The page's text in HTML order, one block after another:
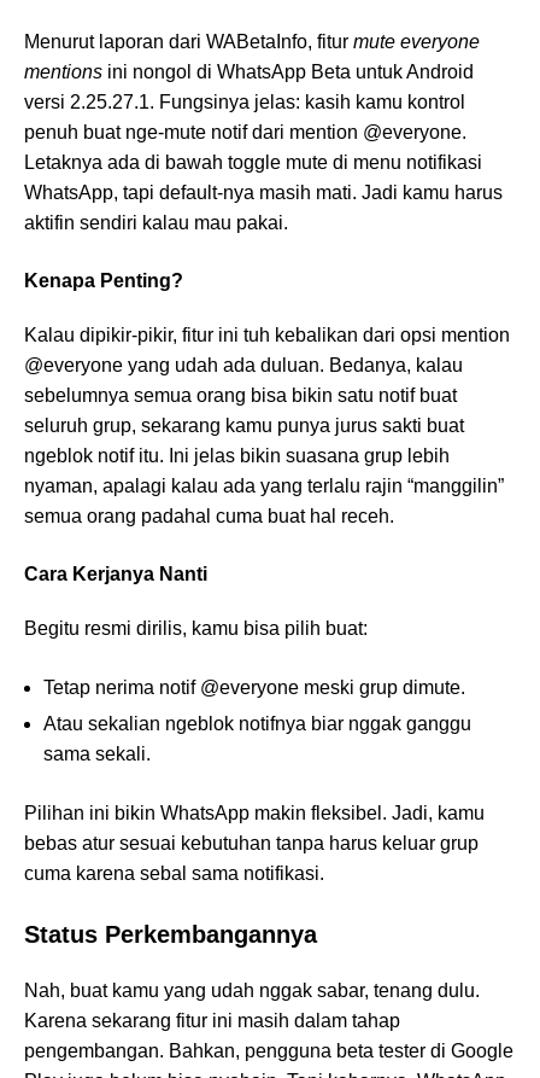
Menurut laporan dari WABetaInfo, fitur mute everyone
mentions ini nongol di WhatsApp Beta untuk Android
versi 2.25.27.1. Fungsinya jelas: kasih kamu kontrol
penuh buat nge-mute notif dari mention @everyone.
Letaknya ada di bawah toggle mute di menu notifikasi
WhatsApp, tapi default-nya masih mati. Jadi kamu harus
aktifin sendiri kalau mau pakai.
Kenapa Penting?
Kalau dipikir-pikir, fitur ini tuh kebalikan dari opsi mention
@everyone yang udah ada duluan. Bedanya, kalau
sebelumnya semua orang bisa bikin satu notif buat
seluruh grup, sekarang kamu punya jurus sakti buat
ngeblok notif itu. Ini jelas bikin suasana grup lebih
nyaman, apalagi kalau ada yang terlalu rajin “manggilin”
semua orang padahal cuma buat hal receh.
Cara Kerjanya Nanti
Begitu resmi dirilis, kamu bisa pilih buat:
Tetap nerima notif @everyone meski grup dimute.
Atau sekalian ngeblok notifnya biar nggak ganggu
sama sekali.
Pilihan ini bikin WhatsApp makin fleksibel. Jadi, kamu
bebas atur sesuai kebutuhan tanpa harus keluar grup
cuma karena sebal sama notifikasi.
Status Perkembangannya
Nah, buat kamu yang udah nggak sabar, tenang dulu.
Karena sekarang fitur ini masih dalam tahap
pengembangan. Bahkan, pengguna beta tester di Google